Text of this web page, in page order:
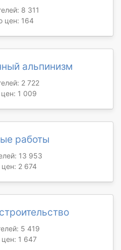
8 311
цен: 164
альпинизм
2 722
цен: 1 009
работы
13 953
цен: 2 674
5 419
цен: 1 647